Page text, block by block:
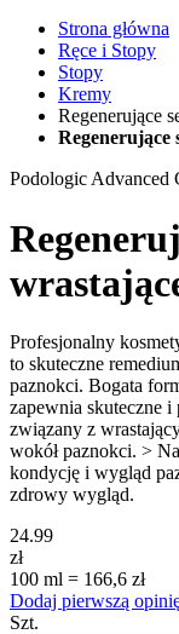
Strona główna
Ręce i Stopy
Stopy
Kremy
Regenerujące
Regenerujące
Podologic Advanced
Profesjonalny
to skuteczne
paznokci. Bogata
zapewnia skuteczne
związany z
wokół paznokci. >
kondycję i wygląd
zdrowy wygląd.
24.99
zł
100 ml = 166,6 zł
Dodaj pierwszą
Szt.